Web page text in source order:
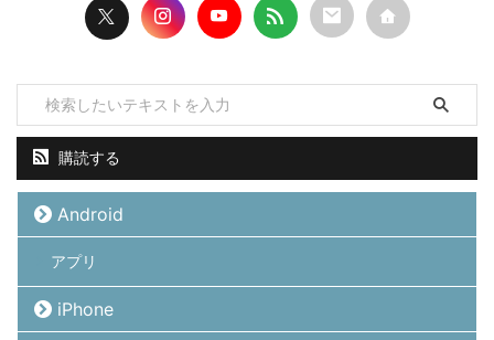
購読する
Android
アプリ
iPhone